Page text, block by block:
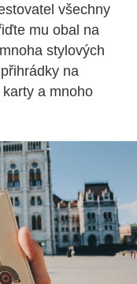
všechny
mu obal na
stylových
na
a mnoho